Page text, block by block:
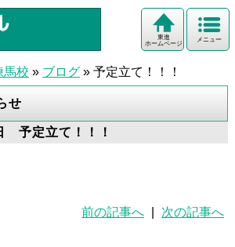
メニュー
東進
ホームページ
馬校 » ブログ » 予定立て！！！
せ
予定立て！！！
前の記事へ 次の記事へ